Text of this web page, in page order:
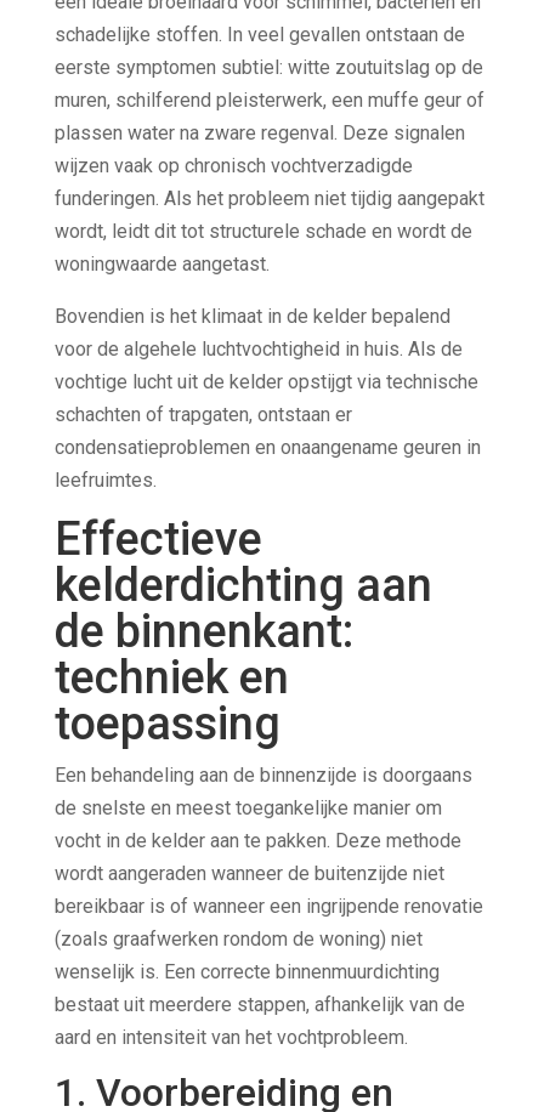
schadelijke stoffen. In veel gevallen ontstaan de
eerste symptomen subtiel: witte zoutuitslag op de
muren, schilferend pleisterwerk, een muffe geur of
plassen water na zware regenval. Deze signalen
wijzen vaak op chronisch vochtverzadigde
funderingen. Als het probleem niet tijdig aangepakt
wordt, leidt dit tot structurele schade en wordt de
woningwaarde aangetast.
Bovendien is het klimaat in de kelder bepalend
voor de algehele luchtvochtigheid in huis. Als de
vochtige lucht uit de kelder opstijgt via technische
schachten of trapgaten, ontstaan er
condensatieproblemen en onaangename geuren in
leefruimtes.
Effectieve
kelderdichting aan
de binnenkant:
techniek en
toepassing
Een behandeling aan de binnenzijde is doorgaans
de snelste en meest toegankelijke manier om
vocht in de kelder aan te pakken. Deze methode
wordt aangeraden wanneer de buitenzijde niet
bereikbaar is of wanneer een ingrijpende renovatie
(zoals graafwerken rondom de woning) niet
wenselijk is. Een correcte binnenmuurdichting
bestaat uit meerdere stappen, afhankelijk van de
aard en intensiteit van het vochtprobleem.
1. Voorbereiding en